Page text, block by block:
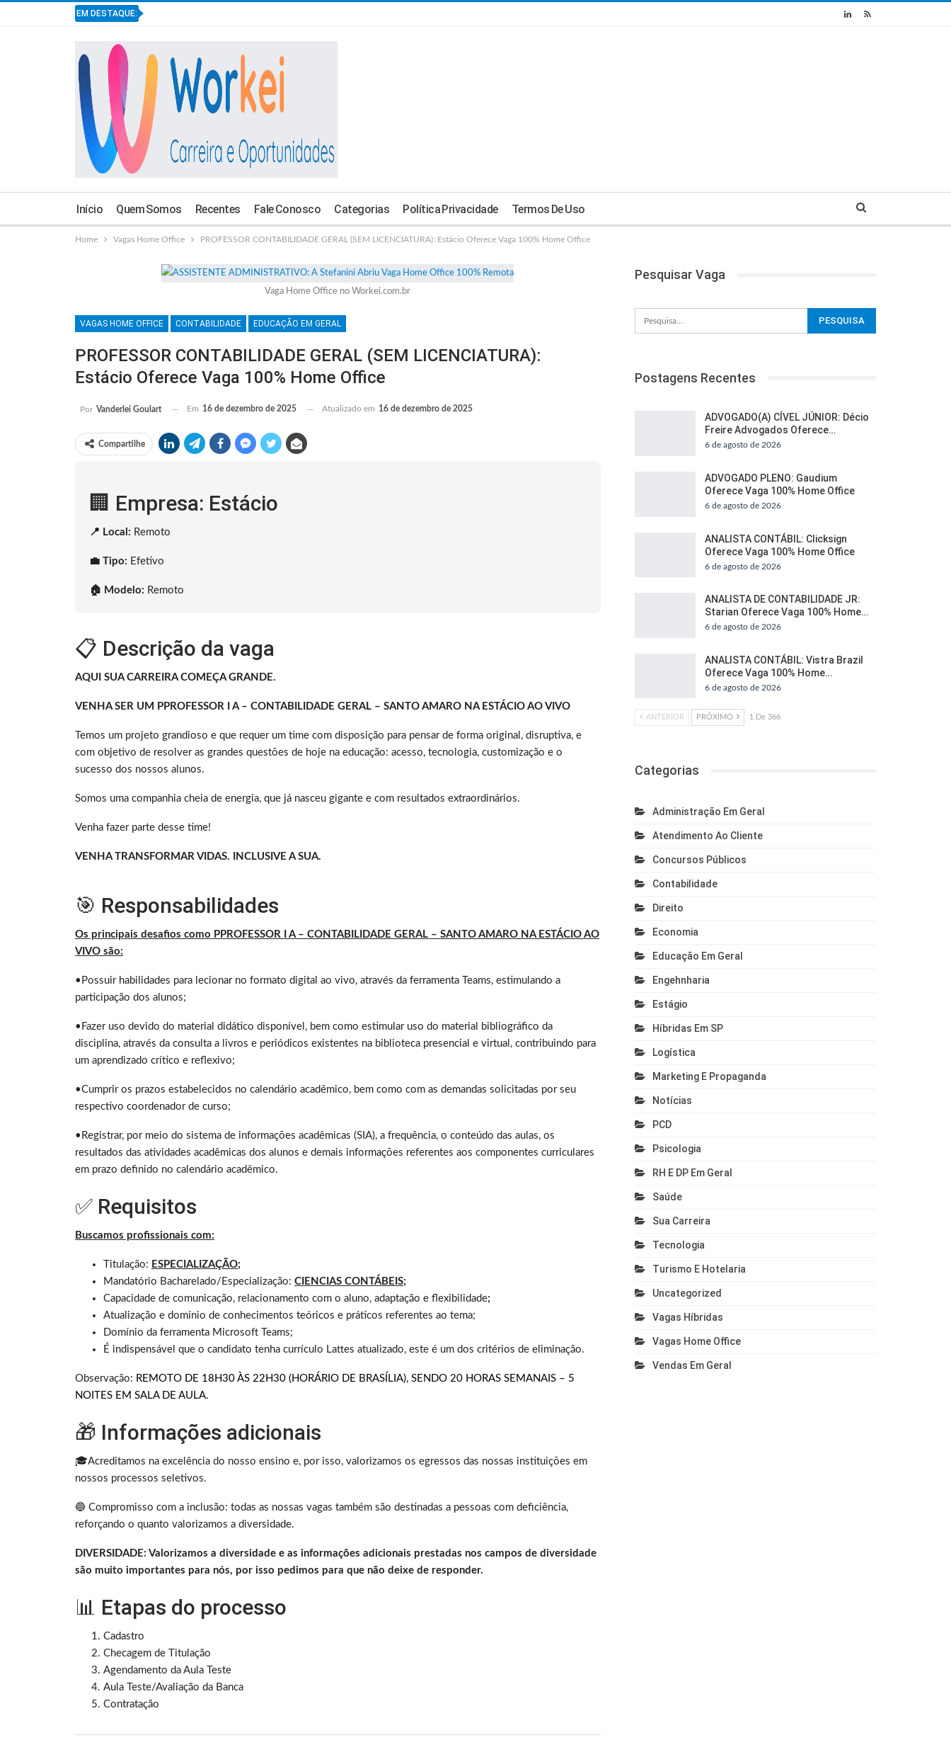
EM DESTAQUE:
Início Quem Somos Recentes Fale Conosco Categorias Política Privacidade Termos De Uso
Home Vagas Home Office PROFESSOR CONTABILIDADE GERAL (SEM LICENCIATURA): Estácio Oferece Vaga 100% Home Office
Vaga Home Office no Workei.com.br
VAGAS HOME OFFICE CONTABILIDADE EDUCAÇÃO EM GERAL
PROFESSOR CONTABILIDADE GERAL (SEM LICENCIATURA):
Estácio Oferece Vaga 100% Home Office
Por Vanderlei Goulart Em 16 de dezembro de 2025 Atualizado em 16 de dezembro de 2025
Compartilhe
🏢 Empresa: Estácio
📍 Local: Remoto
💼 Tipo: Efetivo
🏠 Modelo: Remoto
📋 Descrição da vaga
AQUI SUA CARREIRA COMEÇA GRANDE.
VENHA SER UM PPROFESSOR I A – CONTABILIDADE GERAL – SANTO AMARO NA ESTÁCIO AO VIVO
Temos um projeto grandioso e que requer um time com disposição para pensar de forma original, disruptiva, e
com objetivo de resolver as grandes questões de hoje na educação: acesso, tecnologia, customização e o
sucesso dos nossos alunos.
Somos uma companhia cheia de energia, que já nasceu gigante e com resultados extraordinários.
Venha fazer parte desse time!
VENHA TRANSFORMAR VIDAS. INCLUSIVE A SUA.
🎯 Responsabilidades
Os principais desafios como PPROFESSOR I A – CONTABILIDADE GERAL – SANTO AMARO NA ESTÁCIO AO
VIVO são:
•Possuir habilidades para lecionar no formato digital ao vivo, através da ferramenta Teams, estimulando a
participação dos alunos;
•Fazer uso devido do material didático disponível, bem como estimular uso do material bibliográfico da
disciplina, através da consulta a livros e periódicos existentes na biblioteca presencial e virtual, contribuindo para
um aprendizado crítico e reflexivo;
•Cumprir os prazos estabelecidos no calendário acadêmico, bem como com as demandas solicitadas por seu
respectivo coordenador de curso;
•Registrar, por meio do sistema de informações acadêmicas (SIA), a frequência, o conteúdo das aulas, os
resultados das atividades acadêmicas dos alunos e demais informações referentes aos componentes curriculares
em prazo definido no calendário acadêmico.
✅ Requisitos
Buscamos profissionais com:
Titulação: ESPECIALIZAÇÃO;
Mandatório Bacharelado/Especialização: CIENCIAS CONTÁBEIS;
Capacidade de comunicação, relacionamento com o aluno, adaptação e flexibilidade;
Atualização e domínio de conhecimentos teóricos e práticos referentes ao tema;
Domínio da ferramenta Microsoft Teams;
É indispensável que o candidato tenha currículo Lattes atualizado, este é um dos critérios de eliminação.
Observação: REMOTO DE 18H30 ÀS 22H30 (HORÁRIO DE BRASÍLIA), SENDO 20 HORAS SEMANAIS – 5
NOITES EM SALA DE AULA.
🎁 Informações adicionais
🎓Acreditamos na excelência do nosso ensino e, por isso, valorizamos os egressos das nossas instituições em
nossos processos seletivos.
🔵 Compromisso com a inclusão: todas as nossas vagas também são destinadas a pessoas com deficiência,
reforçando o quanto valorizamos a diversidade.
DIVERSIDADE: Valorizamos a diversidade e as informações adicionais prestadas nos campos de diversidade
são muito importantes para nós, por isso pedimos para que não deixe de responder.
📊 Etapas do processo
Cadastro
Checagem de Titulação
Agendamento da Aula Teste
Aula Teste/Avaliação da Banca
Contratação
Pesquisar Vaga
Postagens Recentes
ADVOGADO(A) CÍVEL JÚNIOR: Décio
Freire Advogados Oferece…
6 de agosto de 2026
ADVOGADO PLENO: Gaudium
Oferece Vaga 100% Home Office
6 de agosto de 2026
ANALISTA CONTÁBIL: Clicksign
Oferece Vaga 100% Home Office
6 de agosto de 2026
ANALISTA DE CONTABILIDADE JR:
Starian Oferece Vaga 100% Home…
6 de agosto de 2026
ANALISTA CONTÁBIL: Vistra Brazil
Oferece Vaga 100% Home…
6 de agosto de 2026
ANTERIOR PRÓXIMO 1 De 366
Categorias
Administração Em Geral
Atendimento Ao Cliente
Concursos Públicos
Contabilidade
Direito
Economia
Educação Em Geral
Engehnharia
Estágio
Híbridas Em SP
Logística
Marketing E Propaganda
Notícias
PCD
Psicologia
RH E DP Em Geral
Saúde
Sua Carreira
Tecnologia
Turismo E Hotelaria
Uncategorized
Vagas Híbridas
Vagas Home Office
Vendas Em Geral